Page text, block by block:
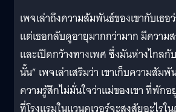
เพจเล่าถึงความสัมพันธ์ของเขากับเธอ
แต่เธอกลับดูอายุมากกว่ามาก มีความ
และเปิดกว้างทางเพศ ซึ่งมันห่างไกล
นั้น” เพจเล่าเสริมว่า เขาเก็บความสัม
ความรู้สึกไม่มั่นใจว่าแม่ของเขา ที่พัก